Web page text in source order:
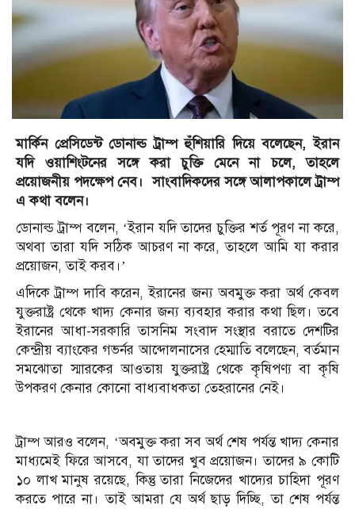
মার্কিন প্রেসিডেন্ট ডোনাল্ড ট্রাম্প হুঁশিয়ারি দিয়ে বলেছেন, ইরান
যদি ওয়াশিংটনের সঙ্গে করা চুক্তি মেনে না চলে, তাহলে
প্রয়োজনীয় পদক্ষেপ নেব। সাংবাদিকদের সঙ্গে আলাপকালে ট্রাম্প
এ কথা বলেন।
ডোনাল্ড ট্রাম্প বলেন, ‘ইরান যদি তাদের চুক্তির শর্ত পূরণ না করে,
অথবা তারা যদি সঠিক আচরণ না করে, তাহলে আমি যা করার
প্রয়োজন, তাই করব।’
এদিকে ট্রাম্প দাবি করেন, ইরানের জন্য অবমুক্ত করা অর্থ কেবল
যুক্তরাষ্ট্র থেকে খাদ্য কেনার জন্য ব্যবহার করার কথা ছিল। তবে
ইরানের আধা-সরকারি তাসনিম সংবাদ সংস্থার বরাতে দেশটির
কেন্দ্রীয় ব্যাংকের গভর্নর আব্দোলনাসের হেম্মাতি বলেছেন, বর্তমান
সমঝোতা স্মারকের আওতায় যুক্তরাষ্ট্র থেকে কৃষিপণ্য বা কৃষি
উপকরণ কেনার কোনো বাধ্যবাধকতা তেহরানের নেই।
ট্রাম্প আরও বলেন, ‘অবমুক্ত করা সব অর্থ শেষ পর্যন্ত খাদ্য কেনার
মাধ্যমেই ফিরে আসবে, যা তাদের খুব প্রয়োজন। তাদের ৯ কোটি
১০ লাখ মানুষ রয়েছে, কিন্তু তারা নিজেদের খাদ্যের চাহিদা পূরণ
করতে পারে না। তাই আমরা যে অর্থ ছাড় দিচ্ছি, তা শেষ পর্যন্ত